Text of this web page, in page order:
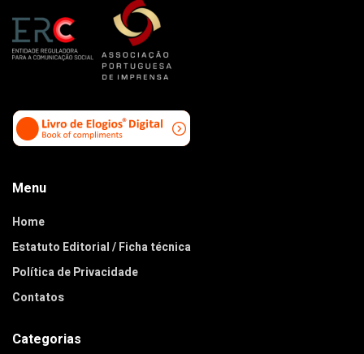
Menu
Home
Estatuto Editorial / Ficha técnica
Política de Privacidade
Contatos
Categorias